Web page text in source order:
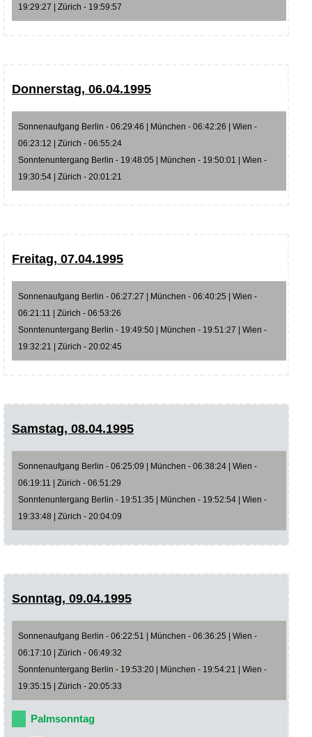
19:29:27 | Zürich - 19:59:57
Donnerstag, 06.04.1995
Sonnenaufgang Berlin - 06:29:46 | München - 06:42:26 | Wien -
06:23:12 | Zürich - 06:55:24
Sonntenuntergang Berlin - 19:48:05 | München - 19:50:01 | Wien -
19:30:54 | Zürich - 20:01:21
Freitag, 07.04.1995
Sonnenaufgang Berlin - 06:27:27 | München - 06:40:25 | Wien -
06:21:11 | Zürich - 06:53:26
Sonntenuntergang Berlin - 19:49:50 | München - 19:51:27 | Wien -
19:32:21 | Zürich - 20:02:45
Samstag, 08.04.1995
Sonnenaufgang Berlin - 06:25:09 | München - 06:38:24 | Wien -
06:19:11 | Zürich - 06:51:29
Sonntenuntergang Berlin - 19:51:35 | München - 19:52:54 | Wien -
19:33:48 | Zürich - 20:04:09
Sonntag, 09.04.1995
Sonnenaufgang Berlin - 06:22:51 | München - 06:36:25 | Wien -
06:17:10 | Zürich - 06:49:32
Sonntenuntergang Berlin - 19:53:20 | München - 19:54:21 | Wien -
19:35:15 | Zürich - 20:05:33
Palmsonntag